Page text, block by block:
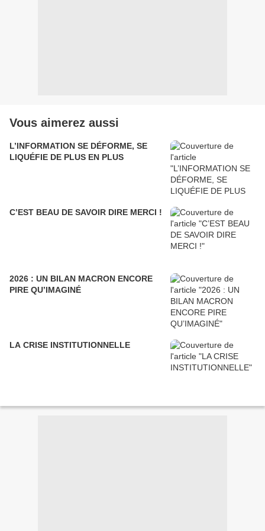
Vous aimerez aussi
L’INFORMATION SE DÉFORME, SE
LIQUÉFIE DE PLUS EN PLUS
C’EST BEAU DE SAVOIR DIRE MERCI !
2026 : UN BILAN MACRON ENCORE
PIRE QU’IMAGINÉ
LA CRISE INSTITUTIONNELLE